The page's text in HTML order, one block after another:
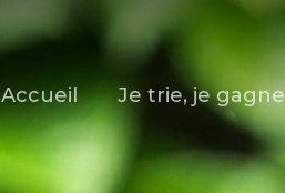
Accueil Je trie, je gagne